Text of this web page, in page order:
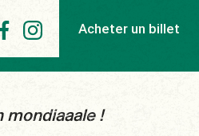
Acheter un billet
mondiaaale !